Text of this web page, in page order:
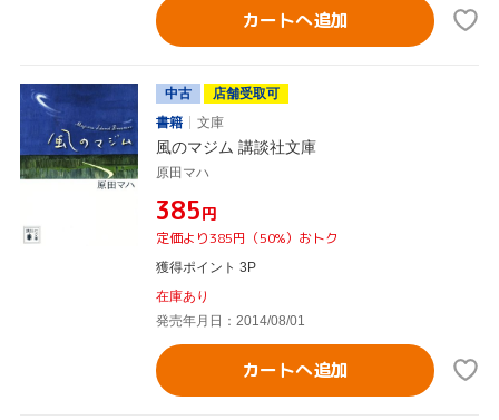
カートへ追加
中古
店舗受取可
書籍
文庫
風のマジム 講談社文庫
原田マハ
¥385円
定価より385円（50%）おトク
獲得ポイント 3P
在庫あり
発売年月日：2014/08/01
カートへ追加